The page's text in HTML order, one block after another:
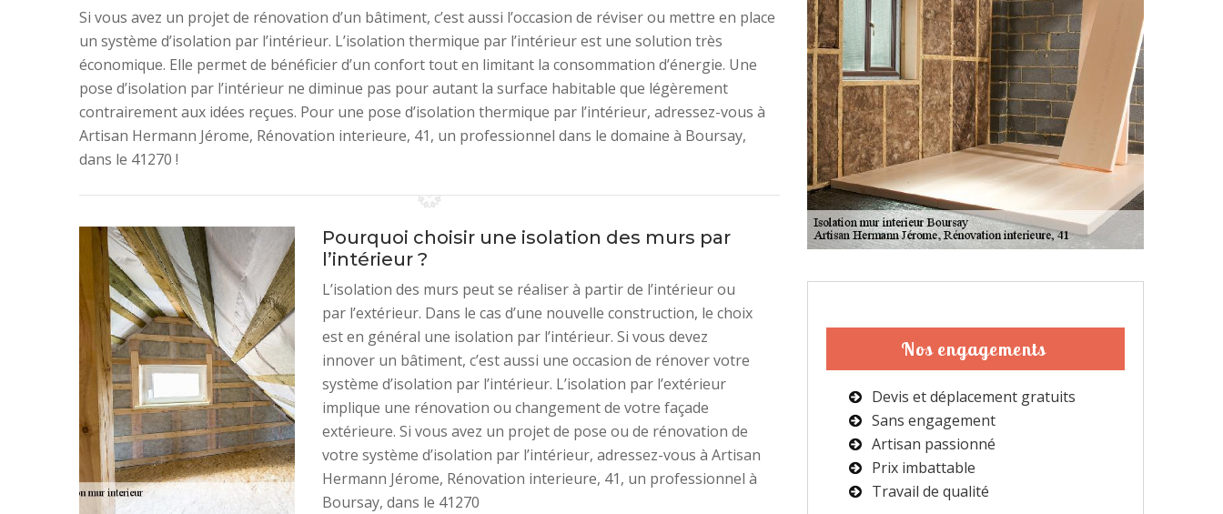
Si vous avez un projet de rénovation d’un bâtiment, c’est aussi l’occasion de réviser ou mettre en place
un système d’isolation par l’intérieur. L’isolation thermique par l’intérieur est une solution très
économique. Elle permet de bénéficier d’un confort tout en limitant la consommation d’énergie. Une
pose d’isolation par l’intérieur ne diminue pas pour autant la surface habitable que légèrement
contrairement aux idées reçues. Pour une pose d’isolation thermique par l’intérieur, adressez-vous à
Artisan Hermann Jérome, Rénovation interieure, 41, un professionnel dans le domaine à Boursay,
dans le 41270 !
Pourquoi choisir une isolation des murs par
l’intérieur ?
L’isolation des murs peut se réaliser à partir de l’intérieur ou
par l’extérieur. Dans le cas d’une nouvelle construction, le choix
est en général une isolation par l’intérieur. Si vous devez
innover un bâtiment, c’est aussi une occasion de rénover votre
système d’isolation par l’intérieur. L’isolation par l’extérieur
implique une rénovation ou changement de votre façade
extérieure. Si vous avez un projet de pose ou de rénovation de
votre système d’isolation par l’intérieur, adressez-vous à Artisan
Hermann Jérome, Rénovation interieure, 41, un professionnel à
Boursay, dans le 41270
Nos engagements
Devis et déplacement gratuits
Sans engagement
Artisan passionné
Prix imbattable
Travail de qualité